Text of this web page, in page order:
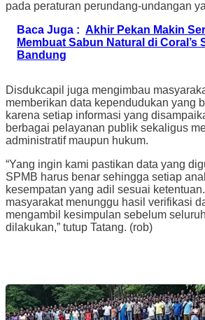
pada peraturan perundang-undangan
Baca Juga : Akhir Pekan Makin
Membuat Sabun Natural di Coral’s
Bandung
Disdukcapil juga mengimbau
memberikan data kependudukan yang
karena setiap informasi yang
berbagai pelayanan publik sekaligus
administratif maupun hukum.
“Yang ingin kami pastikan data yang
SPMB harus benar sehingga setiap
kesempatan yang adil sesuai
masyarakat menunggu hasil verifikasi
mengambil kesimpulan sebelum
dilakukan,” tutup Tatang. (rob)